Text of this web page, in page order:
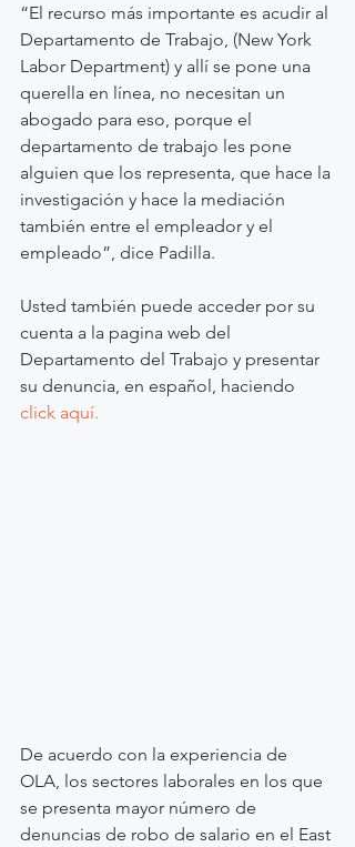
“El recurso más importante es acudir al
Departamento de Trabajo, (New York
Labor Department) y allí se pone una
querella en línea, no necesitan un
abogado para eso, porque el
departamento de trabajo les pone
alguien que los representa, que hace la
investigación y hace la mediación
también entre el empleador y el
empleado”, dice Padilla.
Usted también puede acceder por su
cuenta a la pagina web del
Departamento del Trabajo y presentar
su denuncia, en español, haciendo
click aquí.
De acuerdo con la experiencia de
OLA, los sectores laborales en los que
se presenta mayor número de
denuncias de robo de salario en el East